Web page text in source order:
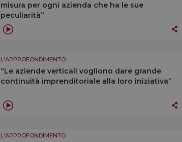
misura per ogni azienda che ha le sue
peculiarità”
L'APPROFONDIMENTO
“Le aziende verticali vogliono dare grande
continuità imprenditoriale alla loro iniziativa”
L'APPROFONDIMENTO